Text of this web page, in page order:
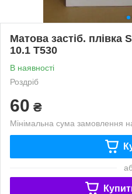
Матова застіб. плівка
10.1 T530
В наявності
Роздріб
60 ₴
Мінімальна сума замовлення